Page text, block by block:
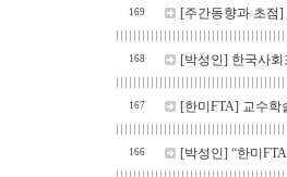
169 [주간동향과 초점]
168 [박성인] 한국사회
167 [한미FTA] 교수학
166 [박성인] “한미